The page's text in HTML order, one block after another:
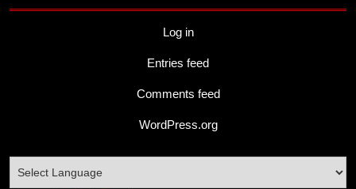
Log in
Entries feed
Comments feed
WordPress.org